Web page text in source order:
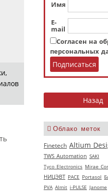
Имя
E-
mail
Согласен на
персональных
Облако меток
Finetech Altium
TWS Automation SAKI
Tyco Electronics Mirae
НИЦЭВТ РАСЕ Portasol
PVA Almit i-PULSE Janome